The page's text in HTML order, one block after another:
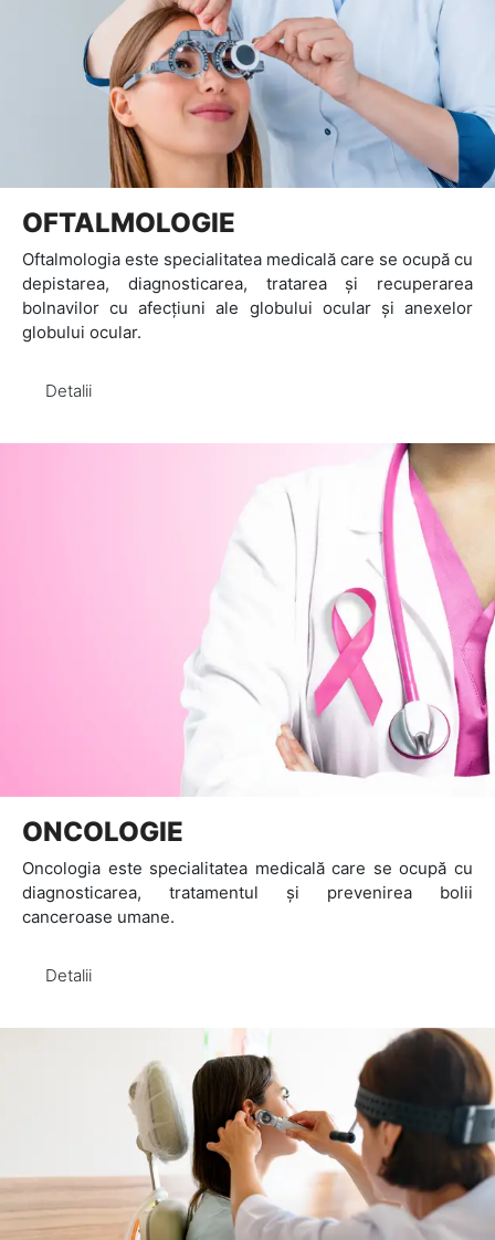
OFTALMOLOGIE
Oftalmologia este specialitatea medicală care se ocupă cu
depistarea, diagnosticarea, tratarea și recuperarea
bolnavilor cu afecțiuni ale globului ocular și anexelor
globului ocular.
Detalii
ONCOLOGIE
Oncologia este specialitatea medicală care se ocupă cu
diagnosticarea, tratamentul și prevenirea bolii
canceroase umane.
Detalii